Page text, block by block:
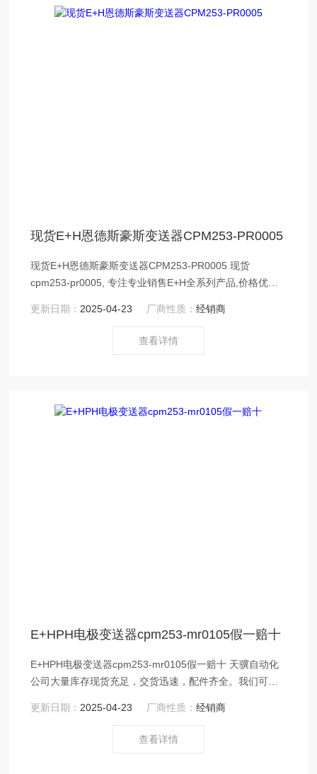
现货E+H恩德斯豪斯变送器CPM253-PR0005
现货E+H恩德斯豪斯变送器CPM253-PR0005 现货
cpm253-pr0005, 专注专业销售E+H全系列产品,价格优势,
技术支持,交货稳定快速东莞天骥自动化提供cpm253-
mr0005选型，销售，调试
更新日期： 2025-04-23 厂商性质：经销商
查看详情
E+HPH电极变送器cpm253-mr0105假一赔十
E+HPH电极变送器cpm253-mr0105假一赔十 天骥自动化
公司大量库存现货充足，交货迅速，配件齐全。我们可随
调试指导服务。
更新日期： 2025-04-23 厂商性质：经销商
查看详情